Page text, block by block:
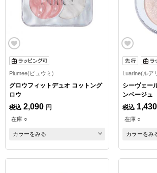
Piumee(ピュウミ)
グロウフィットデュオ コットング
ロウ
税込 2,090 円
在庫 ○
カラーをみる
Luarine(ルア
シーヴェー
ンベージュ
税込 1,430
在庫 ○
カラーをみ